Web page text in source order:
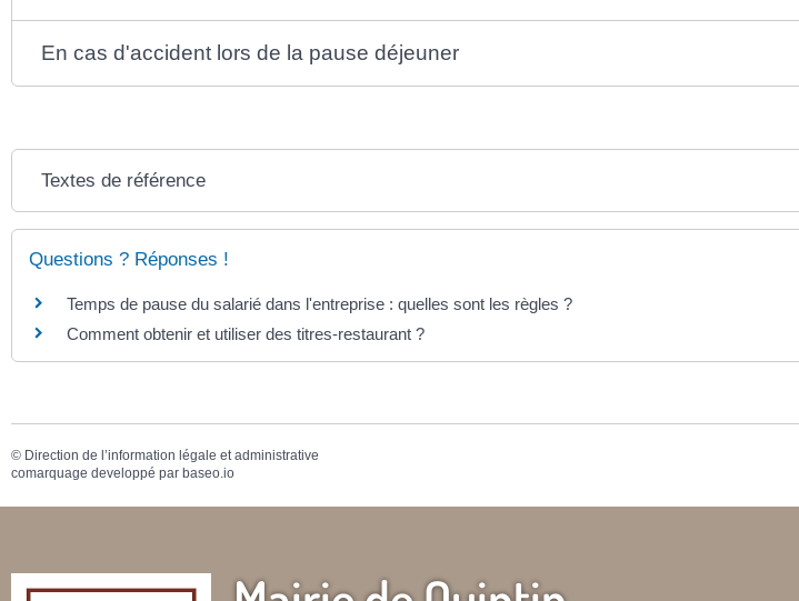
En cas d'accident lors de la pause déjeuner
Textes de référence
Questions ? Réponses !
Temps de pause du salarié dans l'entreprise : quelles sont les règles ?
Comment obtenir et utiliser des titres-restaurant ?
© Direction de l’information légale et administrative
comarquage developpé par baseo.io